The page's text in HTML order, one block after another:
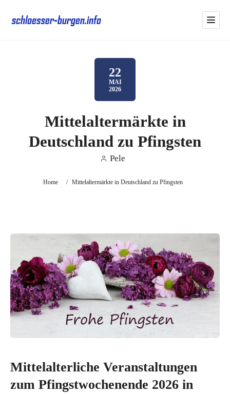
22
MAI
2026
Mittelaltermärkte in
Deutschland zu Pfingsten
Pele
Home / Mittelaltermärkte in Deutschland zu Pfingsten
Mittelalterliche Veranstaltungen
zum Pfingstwochenende 2026 in